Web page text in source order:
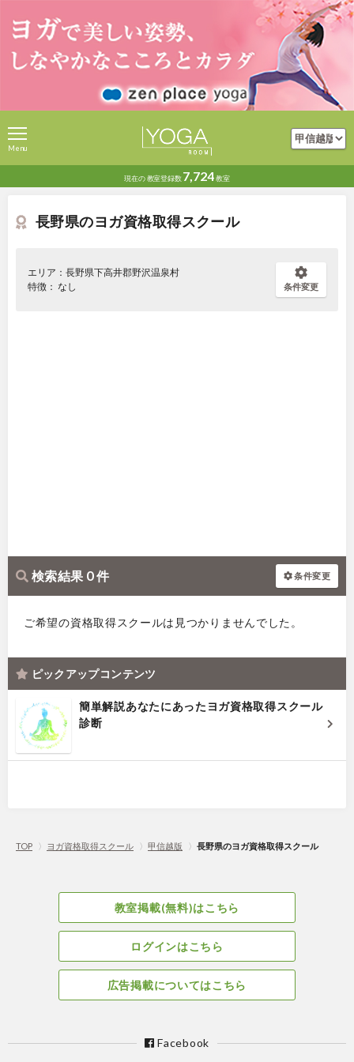
現在の教室登録数 7,724教室
Menu
長野県のヨガ資格取得スクール
エリア：長野県下高井郡野沢温泉村
特徴： なし
条件変更
検索結果 0 件 条件変更
ご希望の資格取得スクールは見つかりませんでした。
ピックアップコンテンツ
簡単解説あなたにあったヨガ資格取得スクール
診断
TOP 〉 ヨガ資格取得スクール 〉 甲信越版 〉 長野県のヨガ資格取得スクール
教室掲載(無料)はこちら
ログインはこちら
広告掲載についてはこちら
Facebook